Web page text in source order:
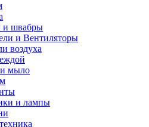
и швабры
и Вентиляторы
воздуха
мыло
и лампы